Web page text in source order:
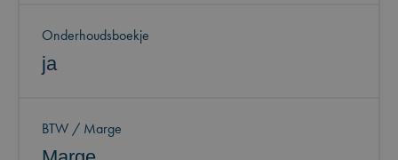
Onderhoudsboekje
ja
BTW / Marge